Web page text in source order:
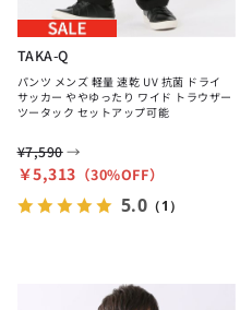
TAKA-Q
パンツ メンズ 軽量 速乾 UV 抗菌 ドライ
サッカー ややゆったり ワイド トラウザー
ツータック セットアップ可能
¥7,590 →
￥5,313 （30%OFF）
5.0 （1）